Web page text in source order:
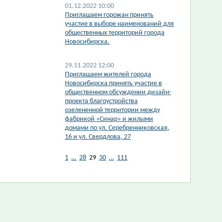
01.12.2022 10:00
Приглашаем горожан принять
участие в выборе наименований для
общественных территорий города
Новосибирска.
29.11.2022 12:00
Приглашаем жителей города
Новосибирска принять участие в
общественном обсуждении дизайн-
проекта благоустройства
озелененной территории между
фабрикой «Синар» и жилыми
домами по ул. Серебренниковская,
16 и ул. Свердлова, 27
1 … 28 29 30 … 111